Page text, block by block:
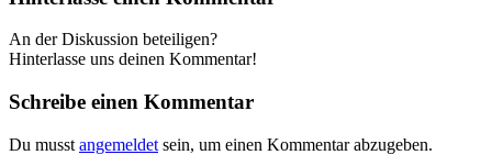
An der Diskussion beteiligen?
Hinterlasse uns deinen Kommentar!
Schreibe einen Kommentar
Du musst angemeldet sein, um einen Kommentar abzugeben.